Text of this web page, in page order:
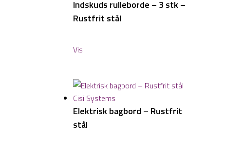
Indskuds rulleborde – 3 stk –
Rustfrit stål
Vis
Elektrisk bagbord – Rustfrit
stål